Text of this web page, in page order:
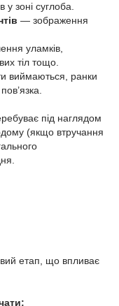
в у зоні суглоба.
— зображення
уламків,
тіл тощо.
виймаються, ранки
під наглядом
(якщо втручання
етап, що впливає